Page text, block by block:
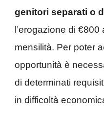
genitori separati o
l’erogazione di
mensilità. Per poter
opportunità è
di determinati
in difficoltà